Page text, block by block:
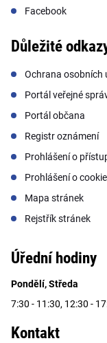
Facebook
Důležité
Ochrana osobních
Portál veřejné
Portál občana
Registr oznámení
Prohlášení o
Prohlášení o
Mapa stránek
Rejstřík stránek
Úřední hodiny
Pondělí, Středa
7:30 - 11:30, 12:30 -
Kontakt